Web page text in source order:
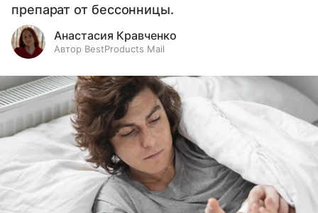
препарат от бессонницы.
Анастасия Кравченко
Автор BestProducts Mail